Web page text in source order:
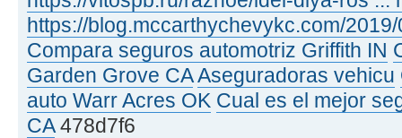
https://blog.mccarthychevykc.com/
Compara seguros automotriz Griffith IN
Garden Grove CAAseguradoras vehicu
auto Warr Acres OK Cual es el mejor
CA478d7f6